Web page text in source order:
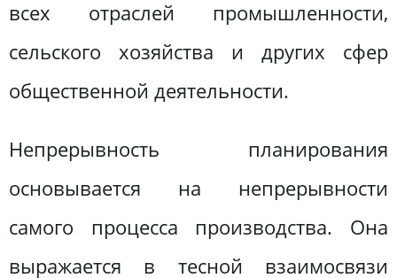
всех отраслей промышленности,
сельского хозяйства и других сфер
общественной деятельности.
Непрерывность планирования
основывается на непрерывности
самого процесса производства. Она
выражается в тесной взаимосвязи